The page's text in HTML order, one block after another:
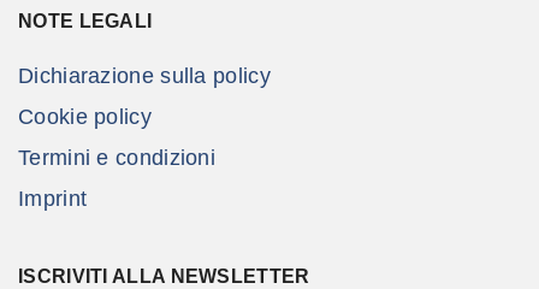
NOTE LEGALI
Dichiarazione sulla policy
Cookie policy
Termini e condizioni
Imprint
ISCRIVITI ALLA NEWSLETTER